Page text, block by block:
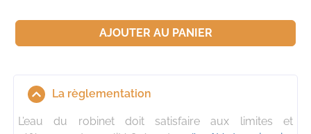
AJOUTER AU PANIER
La règlementation
L’eau du robinet doit satisfaire aux limites et